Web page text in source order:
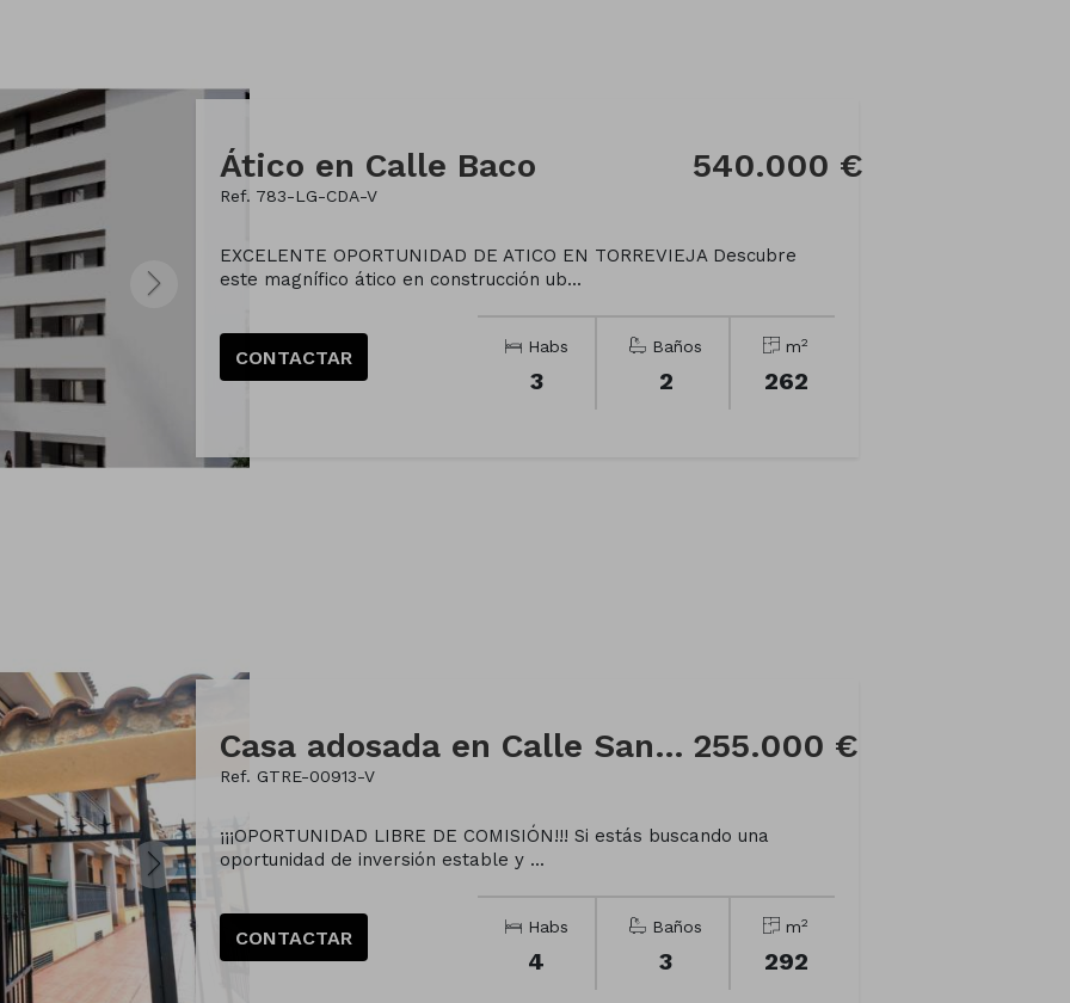
Ático en Calle Baco
Ref. 783-LG-CDA-V
540.000 €
EXCELENTE OPORTUNIDAD DE ATICO EN TORREVIEJA Descubre
este magnífico ático en construcción ub...
CONTACTAR Habs
3
Baños
2
m2
262
Casa adosada en Calle San Roque, 31
Ref. GTRE-00913-V
255.000 €
¡¡¡OPORTUNIDAD LIBRE DE COMISIÓN!!! Si estás buscando una
oportunidad de inversión estable y ...
CONTACTAR Habs
4
Baños
3
m2
292